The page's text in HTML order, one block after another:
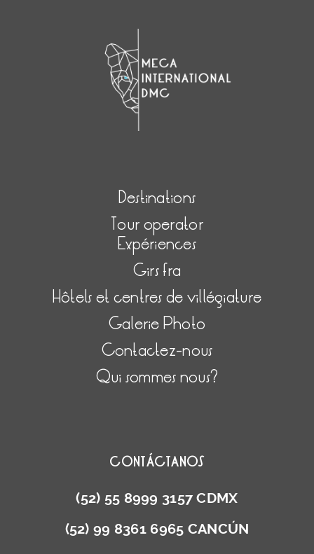
Destinations
Tour operator
Expériences
Girs fra
Hôtels et centres de villégiature
Galerie Photo
Contactez-nous
Qui sommes nous?
CONTÁCTANOS
(52) 55 8999 3157 CDMX
(52) 99 8361 6965 CANCÚN